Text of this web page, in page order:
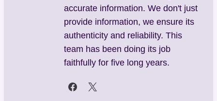
accurate information. We don't just
provide information, we ensure its
authenticity and reliability. This
team has been doing its job
faithfully for five long years.